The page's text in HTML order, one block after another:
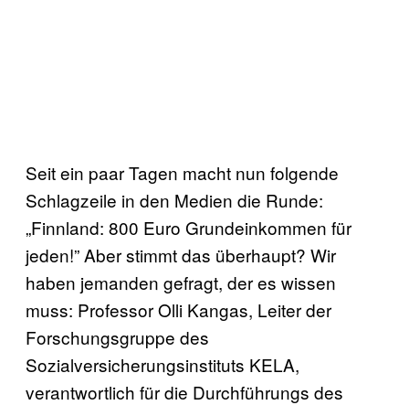
Seit ein paar Tagen macht nun folgende
Schlagzeile in den Medien die Runde:
„Finnland: 800 Euro Grundeinkommen für
jeden!” Aber stimmt das überhaupt? Wir
haben jemanden gefragt, der es wissen
muss: Professor Olli Kangas, Leiter der
Forschungsgruppe des
Sozialversicherungsinstituts KELA,
verantwortlich für die Durchführungs des